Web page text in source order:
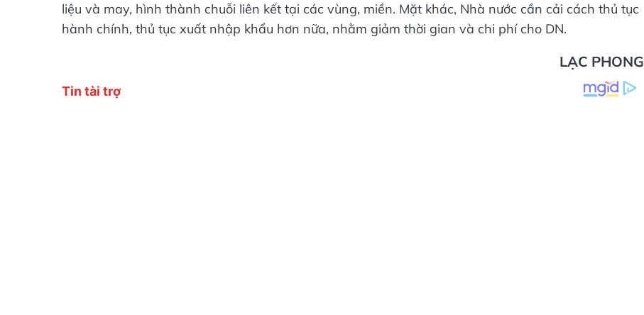
liệu và may, hình thành chuỗi liên kết tại các vùng, miền. Mặt khác, Nhà nước cần cải cách thủ tục
hành chính, thủ tục xuất nhập khẩu hơn nữa, nhằm giảm thời gian và chi phí cho DN.
LẠC PHONG